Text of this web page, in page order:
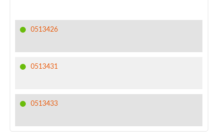
0513426
0513431
0513433